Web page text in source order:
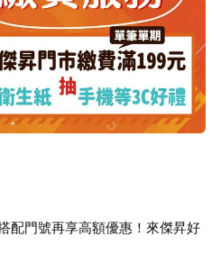
配門號再享高額優惠！來傑昇好